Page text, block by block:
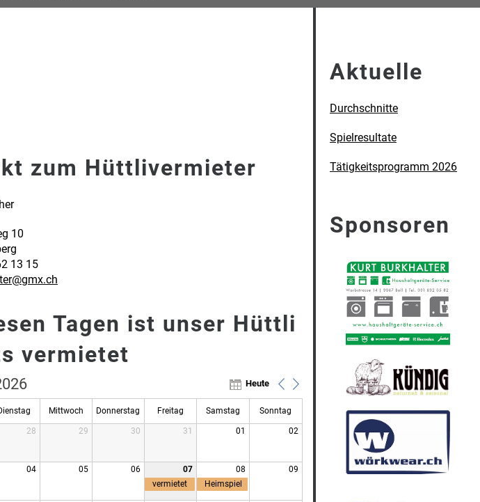
zum Hüttlivermieter
10
13 15
Tagen ist unser Hüttli
vermietet
Heute
Mittwoch Donnerstag Freitag Samstag Sonntag
28 29 30 31 01 02
04 05 06 07 08 09
vermietet Heimspiel
Aktuelle
Durchschnitte
Spielresultate
Tätigkeitsprogramm 2026
Sponsoren